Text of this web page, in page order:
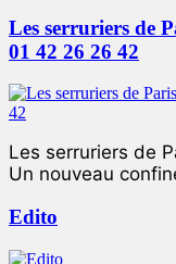
Les serruriers de
01 42 26 26 42
Les serruriers de
Un nouveau
Edito